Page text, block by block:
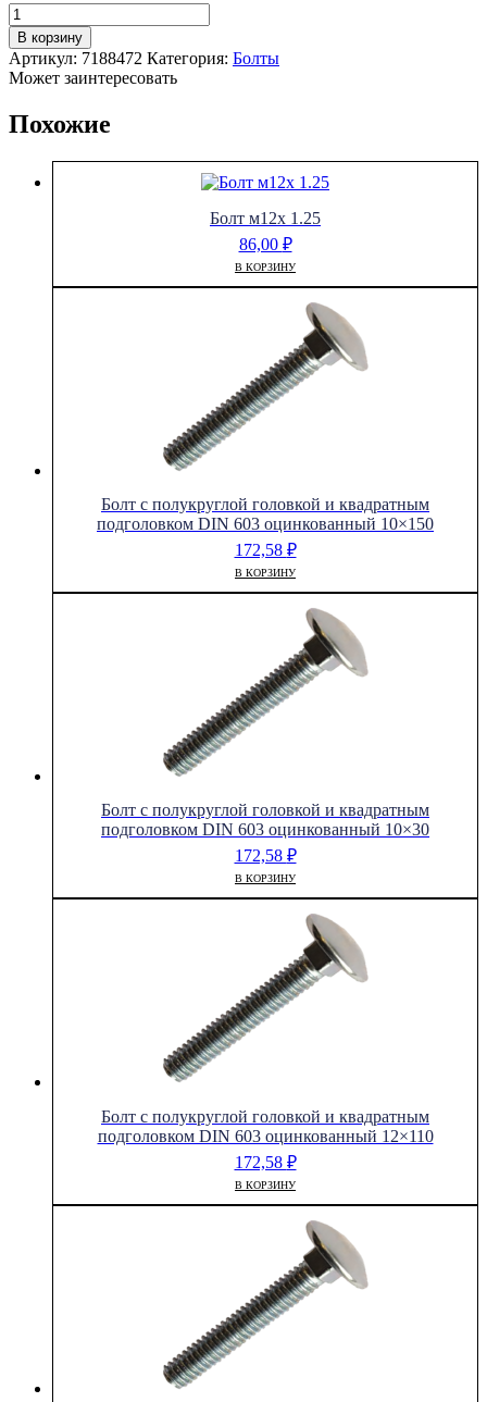
Количество
товара
Болт
с
шестигранной
ГОСТ
70,7805-
В корзину
Артикул: 7188472 Категория: Болты
Может заинтересовать
Похожие
Болт м12х 1.25
86,00 ₽
В КОРЗИНУ
Болт с полукруглой головкой и квадратным
подголовком DIN 603 оцинкованный 10×150
172,58 ₽
В КОРЗИНУ
Болт с полукруглой головкой и квадратным
подголовком DIN 603 оцинкованный 10×30
172,58 ₽
В КОРЗИНУ
Болт с полукруглой головкой и квадратным
подголовком DIN 603 оцинкованный 12×110
172,58 ₽
В КОРЗИНУ